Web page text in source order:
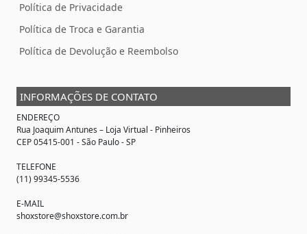
Política de Privacidade
Política de Troca e Garantia
Política de Devolução e Reembolso
INFORMAÇÕES DE CONTATO
ENDEREÇO
Rua Joaquim Antunes – Loja Virtual - Pinheiros
CEP 05415-001 - São Paulo - SP
TELEFONE
(11) 99345-5536
E-MAIL
shoxstore@shoxstore.com.br